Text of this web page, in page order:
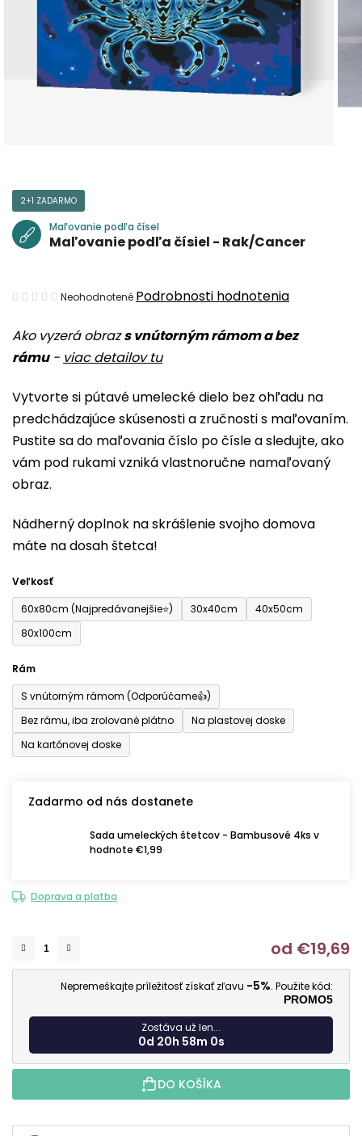
Ako vyzerá obrazs vnútorným rámom a bez
rámu- viac detailov tu
Vytvorte si pútavé umelecké dielo bez ohľadu na
predchádzajúce skúsenosti a zručnosti s maľovaním.
Pustite sa do maľovania číslo po čísle a sledujte, ako
vám pod rukami vzniká vlastnoručne namaľovaný
obraz.
Nádherný doplnok na skrášlenie svojho domova
máte na dosah štetca!
Veľkosť
60x80cm (Najpredávanejšie⭐)
30x40cm
40x50cm
80x100cm
Rám
S vnútorným rámom (Odporúčame👍)
Bez rámu, iba zrolované plátno
Na plastovej doske
Na kartónovej doske
Zadarmo od nás dostanete
Sada umeleckých štetcov - Bambusové 4ks v
hodnote €1,99
Doprava a platba
od €19,69
Nepremeškajte príležitosť získať zľavu -5%. Použite kód:
PROMO5
Zostáva už len...
0d 20h 58m 0s
DO KOŠÍKA
2+1 ZADARMO
Maľovanie podľa čísel
Maľovanie podľa čísiel - Rak/Cancer
Priemerné
produktu
je
z
5
hviezdičiek.
Neohodnotené Podrobnosti hodnotenia